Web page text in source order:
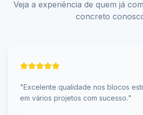
Veja a experiência de quem já
concreto
"Excelente qualidade nos blocos
em vários projetos com sucesso."